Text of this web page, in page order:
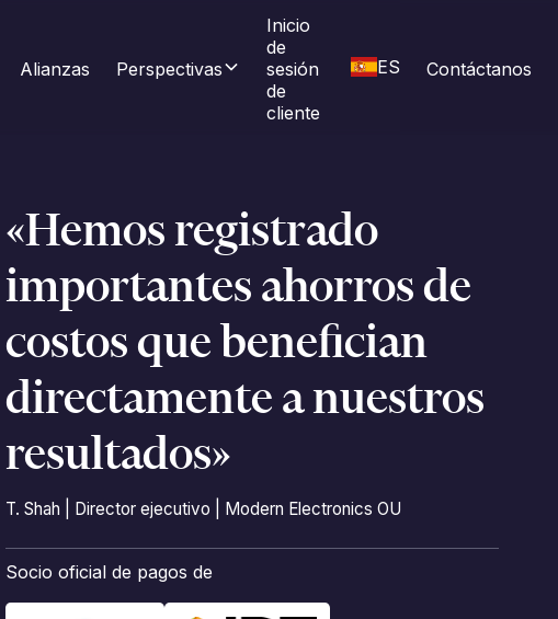
Alianzas Perspectivas
Inicio
de
sesión
de
cliente
ES Contáctanos
«Hemos registrado
importantes ahorros de
costos que benefician
directamente a nuestros
resultados»
T. Shah | Director ejecutivo | Modern Electronics OU
Socio oficial de pagos de